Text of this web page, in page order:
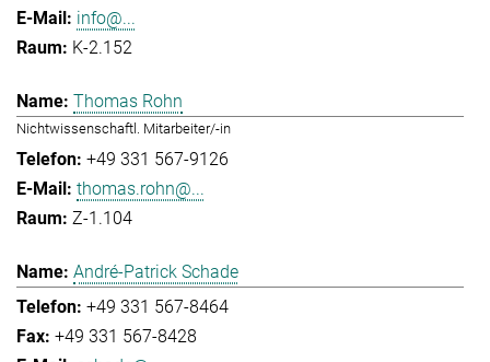
info@...
K-2.152
Thomas Rohn
Nichtwissenschaftl. Mitarbeiter/-in
+49 331 567-9126
thomas.rohn@...
Z-1.104
André-Patrick Schade
+49 331 567-8464
+49 331 567-8428